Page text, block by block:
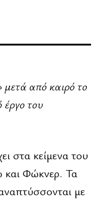
από καιρό το
έργο του
στα κείμενα του
και Φώκνερ. Τα
με